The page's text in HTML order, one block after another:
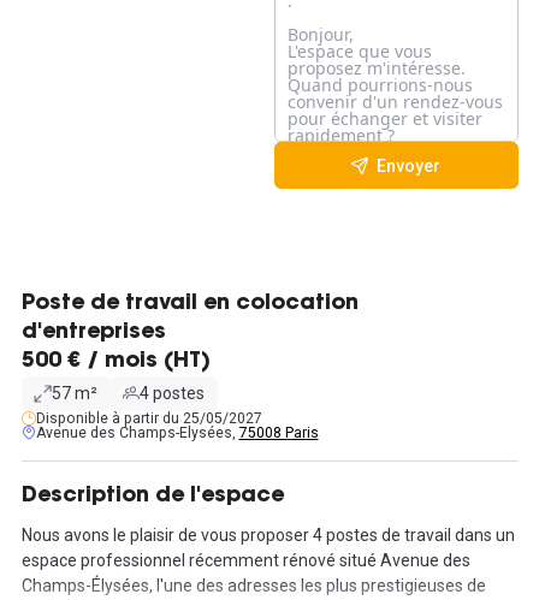
Envoyer
Poste de travail en colocation
d'entreprises
500 € / mois (HT)
57 m² 4 postes
Disponible à partir du 25/05/2027
Avenue des Champs-Elysées, 75008 Paris
Description de l'espace
Nous avons le plaisir de vous proposer 4 postes de travail dans un
espace professionnel récemment rénové situé Avenue des
Champs-Élysées, l'une des adresses les plus prestigieuses de